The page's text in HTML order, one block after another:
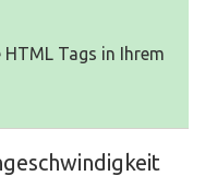
HTML Tags in Ihrem